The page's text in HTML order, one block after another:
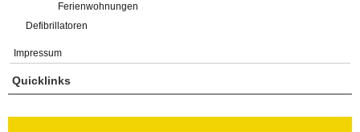
Ferienwohnungen
Defibrillatoren
Impressum
Quicklinks